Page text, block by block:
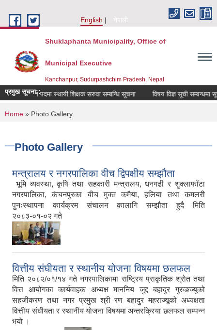
English
नेपाली
Shuklaphanta Municipality, Office of
Municipal Executive
Kanchanpur, Sudurpashchim Pradesh, Nepal
प्रमुख सूचना::
रिक्त पदमा स्थायी शिक्षक सरुवा सम्बन्धि सूचना विषय विज्ञ सूची सम्बन्धमा
You are here
Home » Photo Gallery
Photo Gallery
मन्त्रालय र नगरपालिका वीच द्विपक्षीय सम्झौता
भूमि व्यवस्था, कृषि तथा सहकारी मन्त्रालय, धनगढी र शुक्लाफाँटा
नगरपालिका, कंचनपुरका बीच मुक्त कमैया, हलिया तथा कमलरी
पुनःस्थापना कार्यक्रम संचालन कालागि सम्झौता हुदै मिति
२०८३-०१-०२ गते
वित्तीय संघीयता र स्थानीय योजना विषयमा छलफल
मिति २०८२/०१/१४ गते नगरपालिकामा राष्ट्रिय प्राकृतिक श्रोत तथा
वित्त आयोगका कार्यवाहक अध्यक्ष माननिय जुद्द बहादुर गुरुङज्यूको
सहजीकरण तथा नगर प्रमुख श्री रण बहादुर महराज्यूको अध्यक्षता
वित्तीय संघीयता र स्थानीय योजना विषयमा अन्तरक्रिया छलफल सम्पन्न
भयो ।